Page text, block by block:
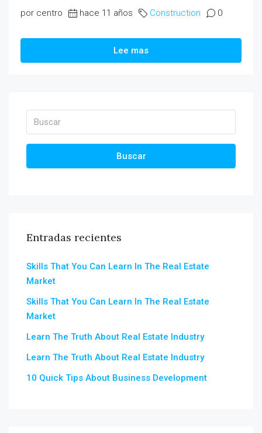
por centro hace 11 años Construction 0
Lee mas
Buscar
Entradas recientes
Skills That You Can Learn In The Real Estate
Market
Skills That You Can Learn In The Real Estate
Market
Learn The Truth About Real Estate Industry
Learn The Truth About Real Estate Industry
10 Quick Tips About Business Development